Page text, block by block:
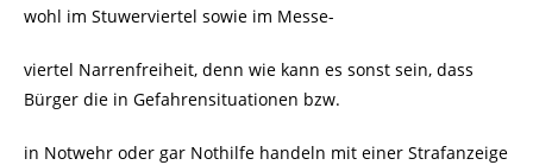
wohl im Stuwerviertel sowie im Messe-
viertel Narrenfreiheit, denn wie kann es sonst sein, dass
Bürger die in Gefahrensituationen bzw.
in Notwehr oder gar Nothilfe handeln mit einer Strafanzeige